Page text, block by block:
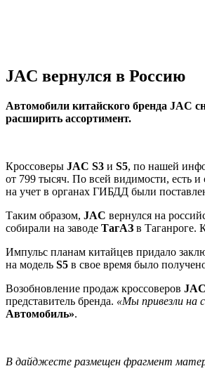
JAC вернулся в Россию
Автомобили китайского бренда JAC
расширить ассортимент.
Кроссоверы JAC S3 и S5, по нашей
от 799 тысяч. По всей видимости, есть
на учет в органах ГИБДД были
Таким образом, JAC вернулся на
собирали на заводе ТагАЗ в Таганроге.
Импульс планам китайцев придало
на модель S5 в свое время было
Возобновление продаж кроссоверов JAC
представитель бренда. «Мы привезли на
Автомобиль».
В дайджесте размещен фрагмент